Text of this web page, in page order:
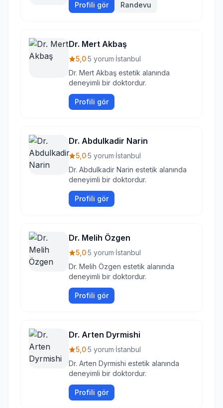
Profili gör Randevu
Dr. Mert Akbaş
5,0·5 yorum·İstanbul
Dr. Mert Akbaş estetik alanında
deneyimli bir doktordur.
Profili gör
Dr. Abdulkadir Narin
5,0·5 yorum·İstanbul
Dr. Abdulkadir Narin estetik alanında
deneyimli bir doktordur.
Profili gör
Dr. Melih Özgen
5,0·5 yorum·İstanbul
Dr. Melih Özgen estetik alanında
deneyimli bir doktordur.
Profili gör
Dr. Arten Dyrmishi
5,0·5 yorum·İstanbul
Dr. Arten Dyrmishi estetik alanında
deneyimli bir doktordur.
Profili gör